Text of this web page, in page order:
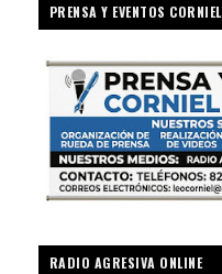
PRENSA Y EVENTOS CORNIEL
RADIO AGRESIVA ONLINE